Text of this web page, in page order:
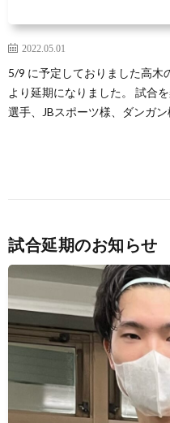
2022.05.01
5/9 に予定しておりました高木
より延期になりました。 試合
選手、JBスポーツ様、ダンガン
試合延期のお知らせ